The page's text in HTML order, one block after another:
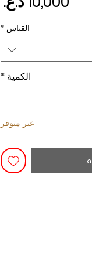
القياس *
الكمية *
غير متوفر